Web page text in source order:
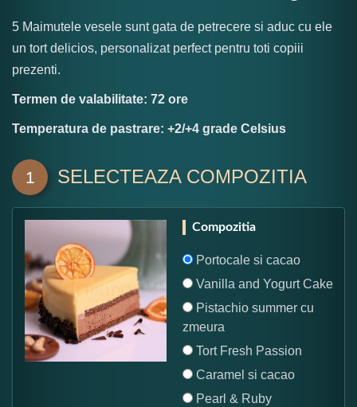
5 Maimutele vesele sunt gata de petrecere si aduc cu ele
un tort delicios, personalizat perfect pentru toti copiii
prezenti.
Termen de valabilitate: 72 ore
Temperatura de pastrare: +2/+4 grade Celsius
1 SELECTEAZA COMPOZITIA
Compozitia
Portocale si cacao
Vanilla and Yogurt Cake
Pistachio summer cu
zmeura
Tort Fresh Passion
Caramel si cacao
Pearl & Ruby